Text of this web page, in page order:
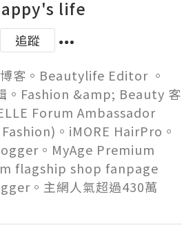
life
追蹤
客。Beautylife Editor 。
。Fashion &amp; Beauty 客
Forum Ambassador
。iMORE HairPro。
。MyAge Premium
flagship shop fanpage
。主網人氣超過430萬